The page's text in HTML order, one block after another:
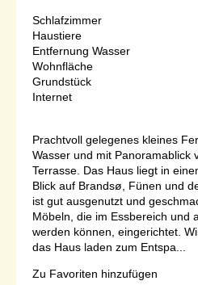
Schlafzimmer
Haustiere
Entfernung Wasser
Wohnfläche
Grundstück
Internet
Prachtvoll gelegenes kleines
Wasser und mit Panoramablick
Terrasse. Das Haus liegt in
Blick auf Brandsø, Fünen und
ist gut ausgenutzt und
Möbeln, die im Essbereich und
werden können, eingerichtet.
das Haus laden zum Entspa...
Zu Favoriten hinzufügen